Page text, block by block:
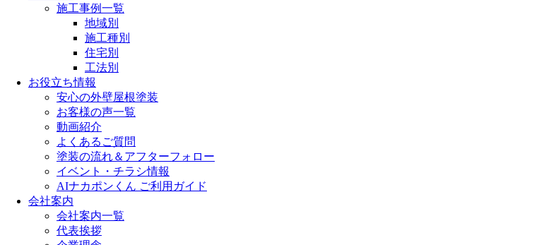
施工事例一覧
地域別
施工種別
住宅別
工法別
お役立ち情報
安心の外壁屋根塗装
お客様の声一覧
動画紹介
よくあるご質問
塗装の流れ＆アフターフォロー
イベント・チラシ情報
AIナカポンくん ご利用ガイド
会社案内
会社案内一覧
代表挨拶